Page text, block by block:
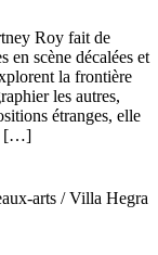
Roy fait de
en scène décalées et
la frontière
les autres,
étranges, elle
[…]